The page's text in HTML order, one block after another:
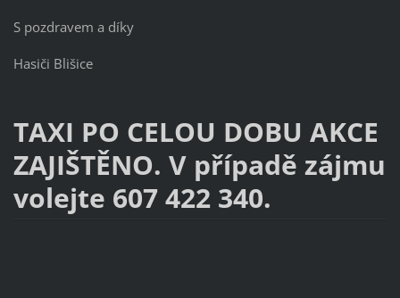
S pozdravem a díky
Hasiči Blišice
TAXI PO CELOU DOBU AKCE
ZAJIŠTĚNO. V případě zájmu
volejte 607 422 340.